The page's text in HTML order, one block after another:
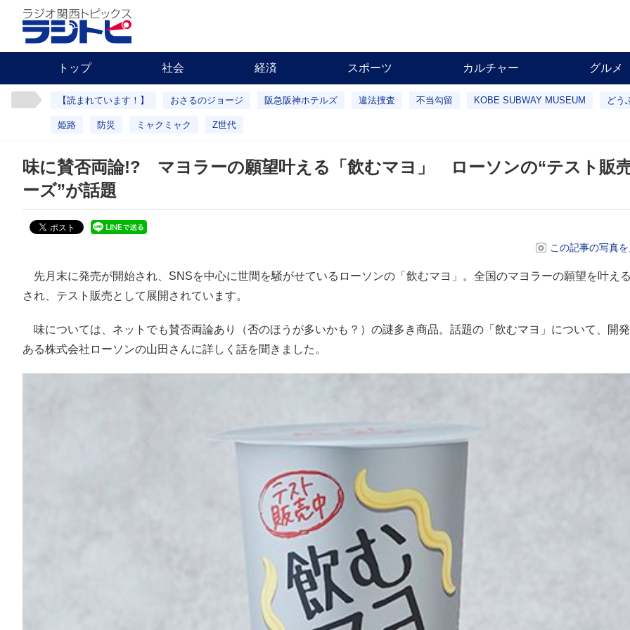
トップ 社会 経済 スポーツ カルチャー グルメ
【読まれています！】 おさるのジョージ 阪急阪神ホテルズ 違法捜査 不当勾留 KOBE SUBWAY MUSEUM どう
姫路 防災 ミャクミャク Z世代
味に賛否両論!? マヨラーの願望叶える「飲むマヨ」 ローソンの“テスト販
ーズ”が話題
この記事の写真
先月末に発売が開始され、SNSを中心に世間を騒がせているローソンの「飲むマヨ」。全国のマヨラーの願望を叶え
され、テスト販売として展開されています。
味については、ネットでも賛否両論あり（否のほうが多いかも？）の謎多き商品。話題の「飲むマヨ」について、開
ある株式会社ローソンの山田さんに詳しく話を聞きました。